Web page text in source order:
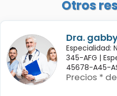
Otros
Dra.
Especialidad:
345-AFG |
45678-A45-
Precios *